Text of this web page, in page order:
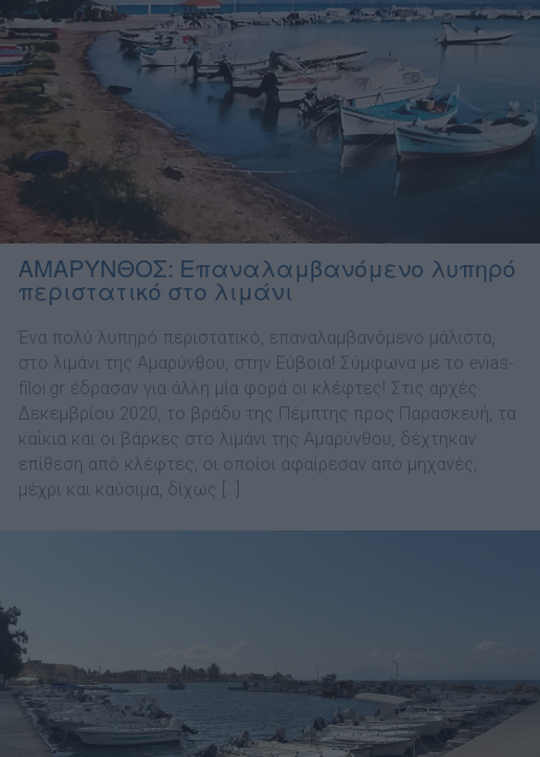
ΑΜΑΡΥΝΘΟΣ: Επαναλαμβανόμενο λυπηρό
περιστατικό στο λιμάνι
Ένα πολύ λυπηρό περιστατικό, επαναλαμβανόμενο μάλιστα,
στο λιμάνι της Αμαρύνθου, στην Εύβοια! Σύμφωνα με το evias-
filoi.gr έδρασαν για άλλη μία φορά οι κλέφτες! Στις αρχές
Δεκεμβρίου 2020, το βράδυ της Πέμπτης προς Παρασκευή, τα
καΐκια και οι βάρκες στο λιμάνι της Αμαρύνθου, δέχτηκαν
επίθεση από κλέφτες, οι οποίοι αφαίρεσαν από μηχανές,
μέχρι και καύσιμα, δίχως […]